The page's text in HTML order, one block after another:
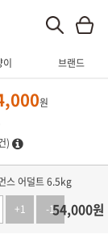
이 브랜드
원
)
스 어덜트 6.5kg
+1
-154,000원